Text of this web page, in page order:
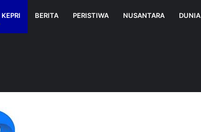
BERITA PERISTIWA NUSANTARA DUNIA